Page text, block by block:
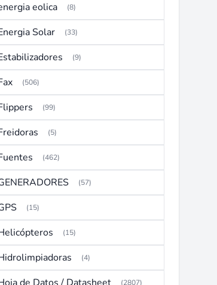
eolica (8)
Solar (33)
(9)
(506)
(99)
(5)
(462)
(57)
(15)
(15)
(4)
(2807)